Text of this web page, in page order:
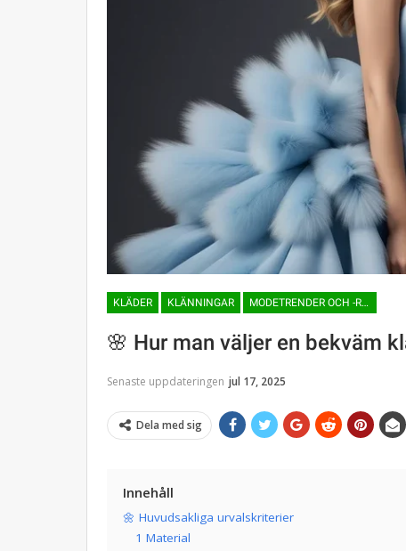
KLÄDER KLÄNNINGAR MODETRENDER OCH -RIKTNINGAR
🌸 Hur man väljer en bekväm
Senaste uppdateringen jul 17, 2025
Dela med sig
Innehåll
🌼 Huvudsakliga urvalskriterier
1 Material